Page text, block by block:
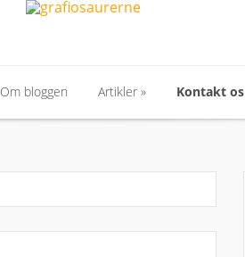
Om bloggen Artikler » Kontakt os